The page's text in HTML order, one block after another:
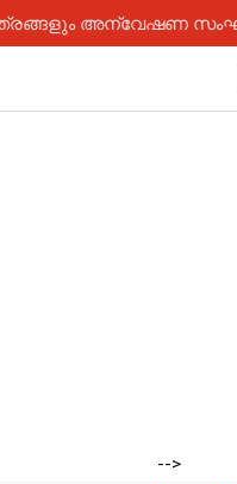
അന്വേഷണ
-->